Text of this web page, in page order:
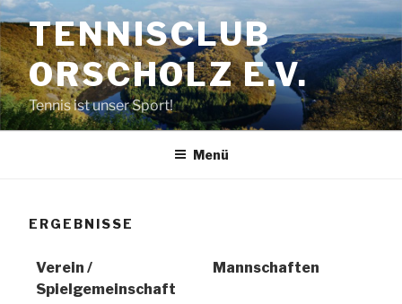
Zum
Inhalt
springenTENNISCLUB
ORSCHOLZ E.V.
Tennis ist unser Sport!
Menü
ERGEBNISSE
Verein /
Spielgemeinschaft
Mannschaften